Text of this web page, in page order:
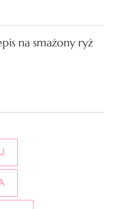
na smażony ryż